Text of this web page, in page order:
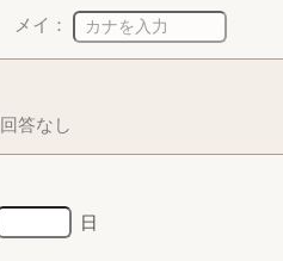
メイ：
回答なし
日